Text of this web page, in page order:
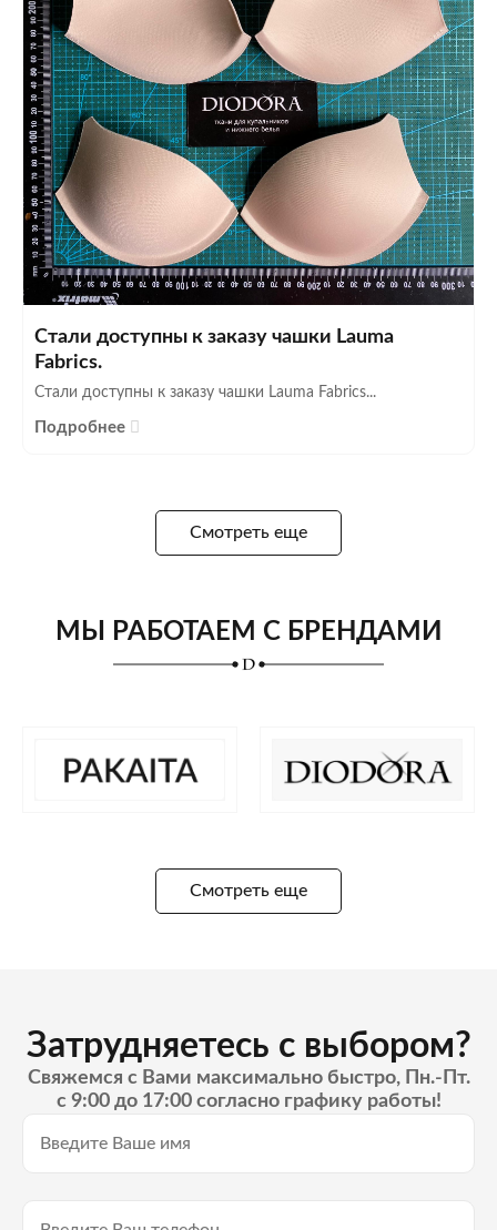
Стали доступны к заказу чашки Lauma
Fabrics.
Стали доступны к заказу чашки Lauma Fabrics...
Подробнее
Смотреть еще
МЫ РАБОТАЕМ С БРЕНДАМИ
Смотреть еще
Затрудняетесь с выбором?
Свяжемся с Вами максимально быстро, Пн.-Пт.
с 9:00 до 17:00 согласно графику работы!